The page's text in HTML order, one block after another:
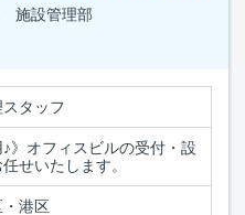
施設管理部
タッフ
♪》オフィスビルの受付・設
せいたします。
・港区